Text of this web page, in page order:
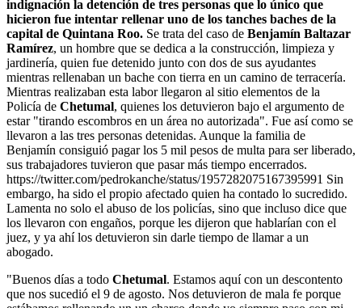
indignación la detención de tres personas que lo único que
hicieron fue intentar rellenar uno de los tanches baches de la
capital de Quintana Roo. Se trata del caso de Benjamín Baltazar
Ramírez, un hombre que se dedica a la construcción, limpieza y
jardinería, quien fue detenido junto con dos de sus ayudantes
mientras rellenaban un bache con tierra en un camino de terracería.
Mientras realizaban esta labor llegaron al sitio elementos de la
Policía de Chetumal, quienes los detuvieron bajo el argumento de
estar "tirando escombros en un área no autorizada". Fue así como se
llevaron a las tres personas detenidas. Aunque la familia de
Benjamín consiguió pagar los 5 mil pesos de multa para ser liberado,
sus trabajadores tuvieron que pasar más tiempo encerrados.
https://twitter.com/pedrokanche/status/1957282075167395991 Sin
embargo, ha sido el propio afectado quien ha contado lo sucredido.
Lamenta no solo el abuso de los policías, sino que incluso dice que
los llevaron con engaños, porque les dijeron que hablarían con el
juez, y ya ahí los detuvieron sin darle tiempo de llamar a un
abogado.
"Buenos días a todo Chetumal. Estamos aquí con un descontento
que nos sucedió el 9 de agosto. Nos detuvieron de mala fe porque